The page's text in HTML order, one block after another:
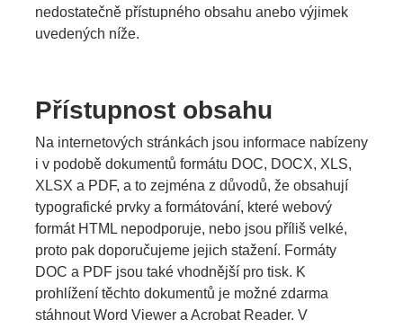
nedostatečně přístupného obsahu anebo výjimek
uvedených níže.
Přístupnost obsahu
Na internetových stránkách jsou informace nabízeny
i v podobě dokumentů formátu DOC, DOCX, XLS,
XLSX a PDF, a to zejména z důvodů, že obsahují
typografické prvky a formátování, které webový
formát HTML nepodporuje, nebo jsou příliš velké,
proto pak doporučujeme jejich stažení. Formáty
DOC a PDF jsou také vhodnější pro tisk. K
prohlížení těchto dokumentů je možné zdarma
stáhnout Word Viewer a Acrobat Reader. V